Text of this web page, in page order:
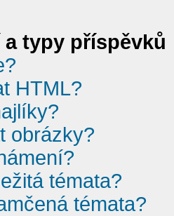
typy příspěvků
HTML?
obrázky?
témata?
témata?